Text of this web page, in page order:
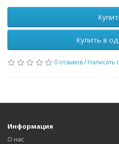
Купить в
0 отзывов/ Написать
Информация
О нас